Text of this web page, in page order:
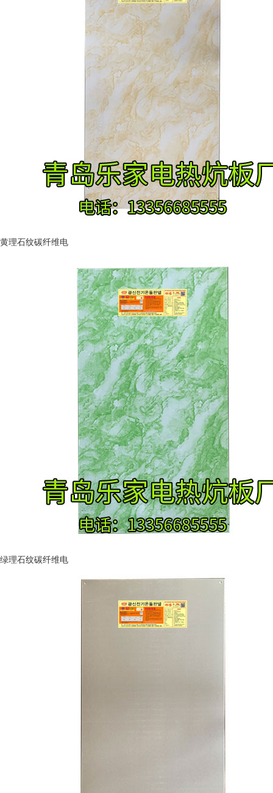
黄理石纹碳纤维电
绿理石纹碳纤维电